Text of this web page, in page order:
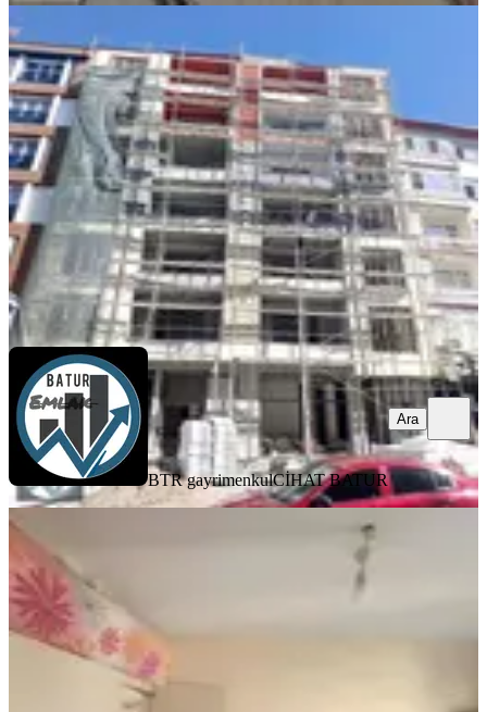
Girişin'de Satılık 2+1 Daire
Battalgazi, Paşaköşkü Mahallesi
2+1·100 m²·6. Kat·29.07.2026
3.850.000 ₺
BTR gayrimenkulCİHAT BATUR
Ara
BTR gayrimenkulCİHAT BATUR
Ara
KOMBİLİ
Batur Gayrimenkul'den Beydağı
Toki'de Satılık Ara Kat 1+1 Daire
1+1·
1.285.000 ₺